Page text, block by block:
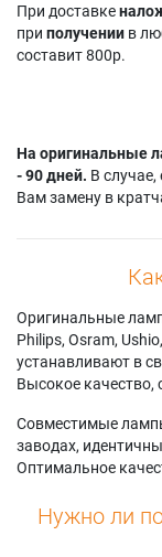
При доставке
при получении в
составит 800р.
На оригинальные
- 90 дней. В
Вам замену в
Оригинальные
Philips, Osram,
устанавливают в
Высокое качество,
Совместимые
заводах,
Оптимальное
Нужно ли